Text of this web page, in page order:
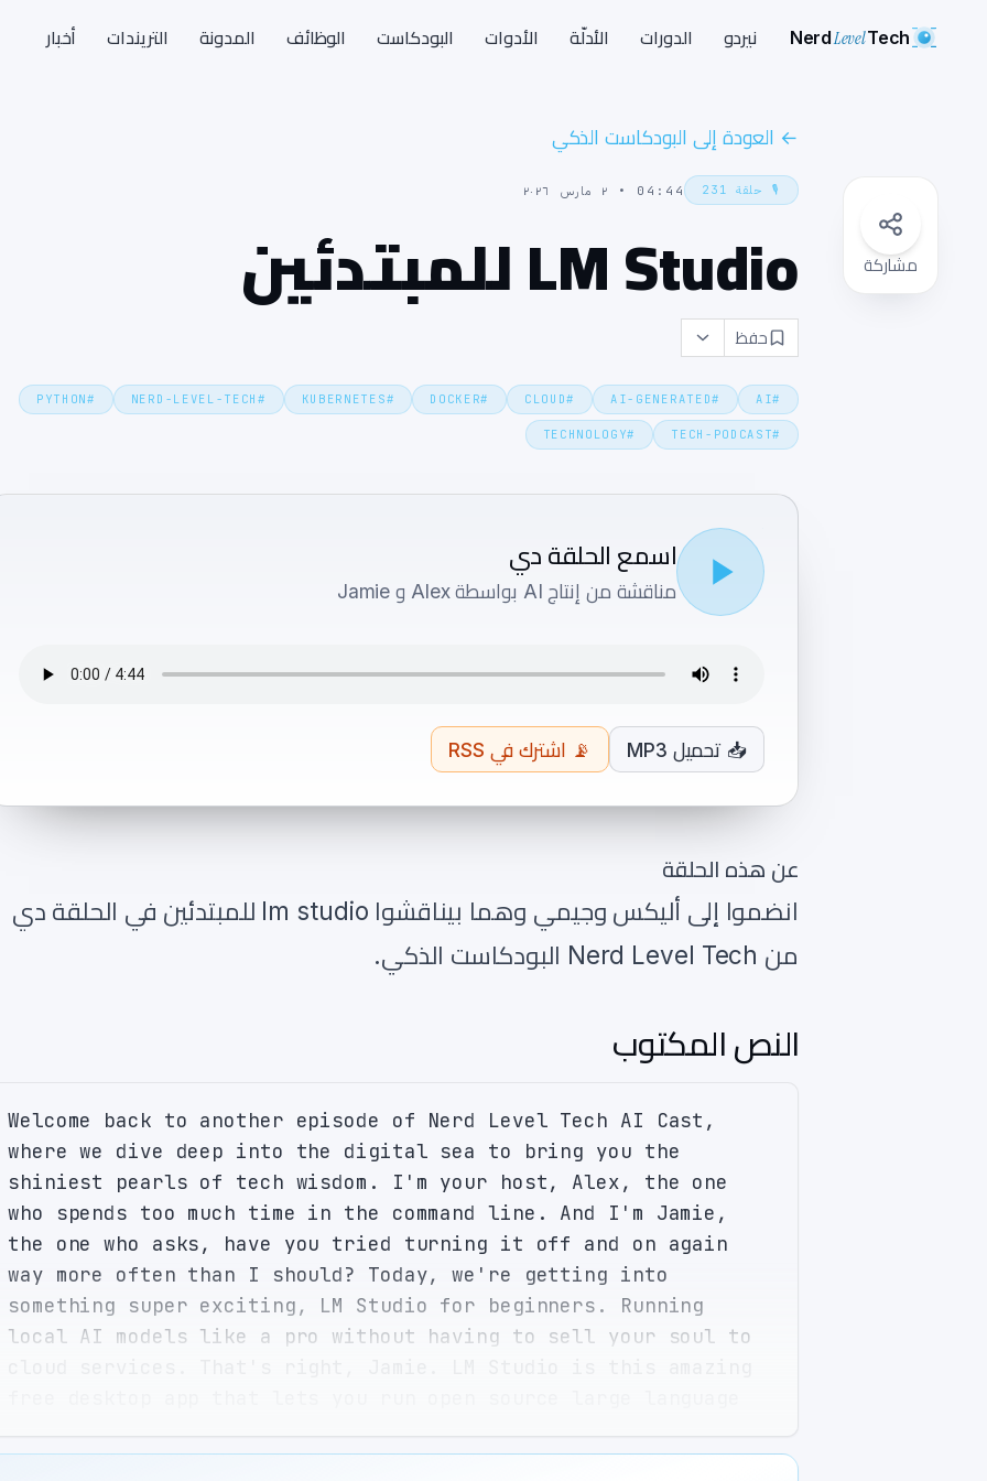
NerdLevelTech نيردو الدورات الأدلّة الأدوات البودكاست الوظائف المدونة التريندات أخبار
مشاركة
← العودة إلى البودكاست الذكي
🎙️ حلقة 231
04:44
• ٢ مارس ٢٠٢٦
LM Studio للمبتدئين
حفظ
#
AI
#
AI-GENERATED
#
CLOUD
#
DOCKER
#
KUBERNETES
#
NERD-LEVEL-TECH
#
PYTHON
#
TECH-PODCAST
#
TECHNOLOGY
اسمع الحلقة دي
مناقشة من إنتاج AI بواسطة Alex و Jamie
📥 تحميل MP3 📡 اشترك في RSS
عن هذه الحلقة
انضموا إلى أليكس وجيمي وهما بيناقشوا lm studio للمبتدئين في الحلقة دي
من Nerd Level Tech البودكاست الذكي.
النص المكتوب
Welcome back to another episode of Nerd Level Tech AI Cast,
where we dive deep into the digital sea to bring you the
shiniest pearls of tech wisdom. I'm your host, Alex, the one
who spends too much time in the command line. And I'm Jamie,
the one who asks, have you tried turning it off and on again
way more often than I should? Today, we're getting into
something super exciting, LM Studio for beginners. Running
local AI models like a pro without having to sell your soul to
cloud, no monthly subscription fees. It's like having your own